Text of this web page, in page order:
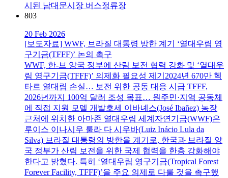
시된 남대문시장 버스정류장
803
20 Feb 2026
[보도자료] WWF, 브라질 대통령 방한 계기 ‘열대우림 영
구기금(TFFF)’ 논의 촉구
WWF, 한-브 양국 정부에 산림 보전 협력 강화 및 ‘열대우
림 영구기금(TFFF)’ 의제화 필요성 제기2024년 670만 헥
타르 열대림 손실… 보전 위한 공동 대응 시급 TFFF,
2026년까지 100억 달러 조성 목표… 원주민·지역 공동체
에 직접 지원 모델 개발호세 이바녜스(José Ibañez) 농장
근처에 위치한 아마존 열대우림 세계자연기금(WWF)은
루이스 이나시우 룰라 다 시우바(Luiz Inácio Lula da
Silva) 브라질 대통령의 방한을 계기로, 한국과 브라질 양
국 정부가 산림 보전을 위한 국제 협력을 한층 강화해야
한다고 밝혔다. 특히 ‘열대우림 영구기금(Tropical Forest
Forever Facility, TFFF)’을 주요 의제로 다룰 것을 촉구했